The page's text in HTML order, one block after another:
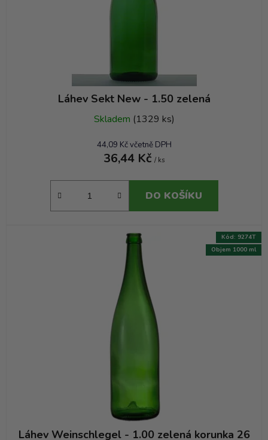
Láhev Sekt New - 1.50 zelená
Skladem (1329 ks)
44,09 Kč včetně DPH
36,44 Kč / ks
DO KOŠÍKU
Láhev Weinschlegel - 1.00 zelená korunka 26
Objem 1000 ml
Kód: 9274T